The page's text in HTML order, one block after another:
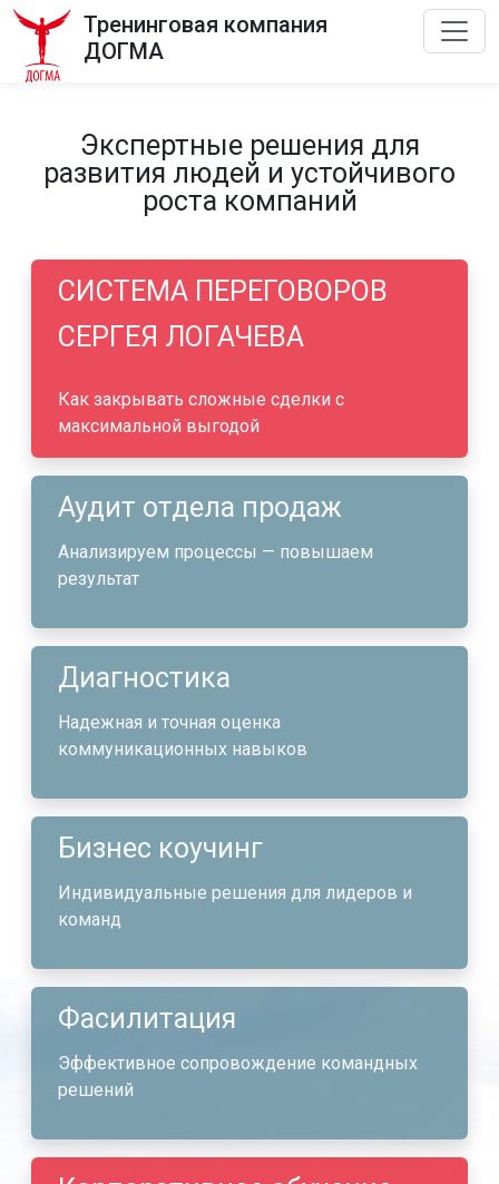
Тренинговая компания
ДОГМА
Экспертные решения для
развития людей и устойчивого
роста компаний
СИСТЕМА ПЕРЕГОВОРОВ
СЕРГЕЯ ЛОГАЧЕВА
Как закрывать сложные сделки с
максимальной выгодой
Аудит отдела продаж
Анализируем процессы — повышаем
результат
Диагностика
Надежная и точная оценка
коммуникационных навыков
Бизнес коучинг
Индивидуальные решения для лидеров и
команд
Фасилитация
Эффективное сопровождение командных
решений